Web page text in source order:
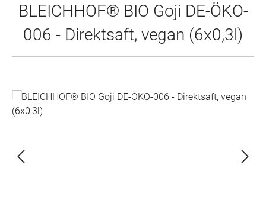
BLEICHHOF® BIO Goji DE-ÖKO-
006 - Direktsaft, vegan (6x0,3l)
Bildergalerie überspringen